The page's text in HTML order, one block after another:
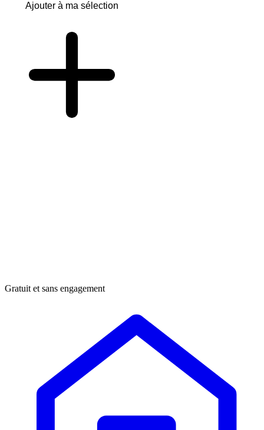
Ajouter à ma sélection
Gratuit et sans engagement